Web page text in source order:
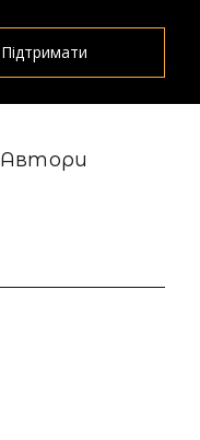
Підтримати
Автори